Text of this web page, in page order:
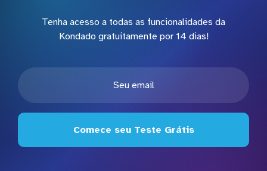
Tenha acesso a todas as funcionalidades da
Kondado gratuitamente por 14 dias!
Comece seu Teste Grátis